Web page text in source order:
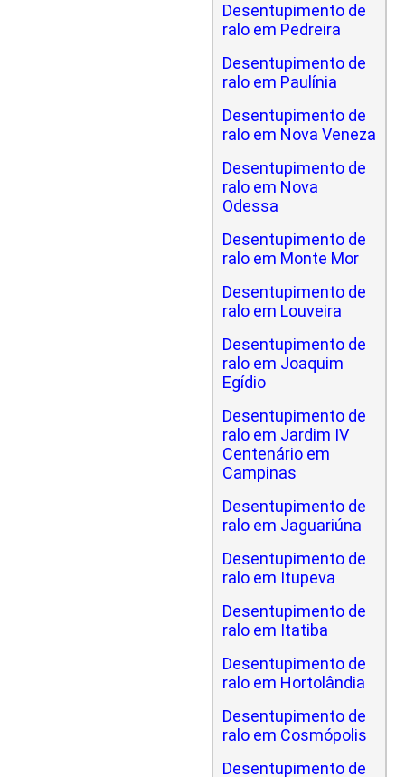
Desentupimento de
ralo em Pedreira
Desentupimento de
ralo em Paulínia
Desentupimento de
ralo em Nova Veneza
Desentupimento de
ralo em Nova
Odessa
Desentupimento de
ralo em Monte Mor
Desentupimento de
ralo em Louveira
Desentupimento de
ralo em Joaquim
Egídio
Desentupimento de
ralo em Jardim IV
Centenário em
Campinas
Desentupimento de
ralo em Jaguariúna
Desentupimento de
ralo em Itupeva
Desentupimento de
ralo em Itatiba
Desentupimento de
ralo em Hortolândia
Desentupimento de
ralo em Cosmópolis
Desentupimento de